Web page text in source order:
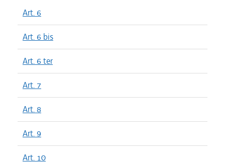
Art. 6
Art. 6 bis
Art. 6 ter
Art. 7
Art. 8
Art. 9
Art. 10